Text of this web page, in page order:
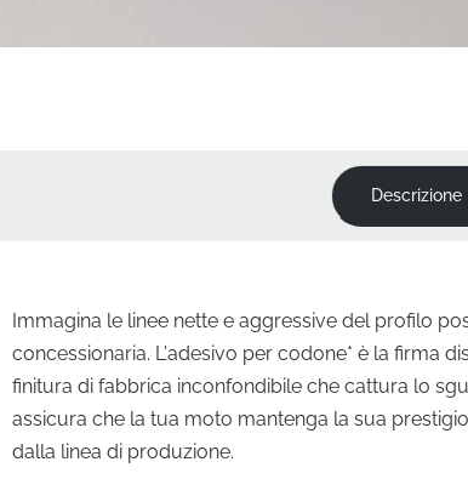
Descrizione
Immagina le linee nette e aggressive del profilo
concessionaria. L'adesivo per codone* è la firma
finitura di fabbrica inconfondibile che cattura lo
assicura che la tua moto mantenga la sua
dalla linea di produzione.